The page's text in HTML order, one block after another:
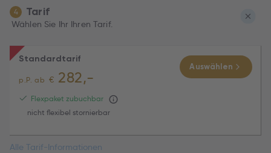
4 Tarif
Wählen Sie Ihr Ihren Tarif.
Standardtarif
p.P. ab € 282,-
Flexpaket zubuchbar
nicht flexibel stornierbar
Auswählen
Alle Tarif-Informationen